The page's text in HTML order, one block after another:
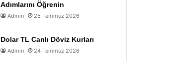
Adımlarını Öğrenin
Admin 25 Temmuz 2026
Dolar TL Canlı Döviz Kurları
Admin 24 Temmuz 2026